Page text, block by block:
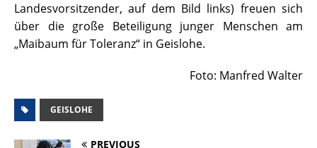
Landesvorsitzender, auf dem Bild links) freuen sich
über die große Beteiligung junger Menschen am
„Maibaum für Toleranz“ in Geislohe.
Foto: Manfred Walter
GEISLOHE
PREVIOUS